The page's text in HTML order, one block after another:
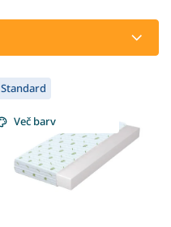
Standard
Več barv